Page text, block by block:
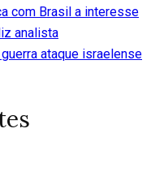
com Brasil a interesse
analista
ataque israelense